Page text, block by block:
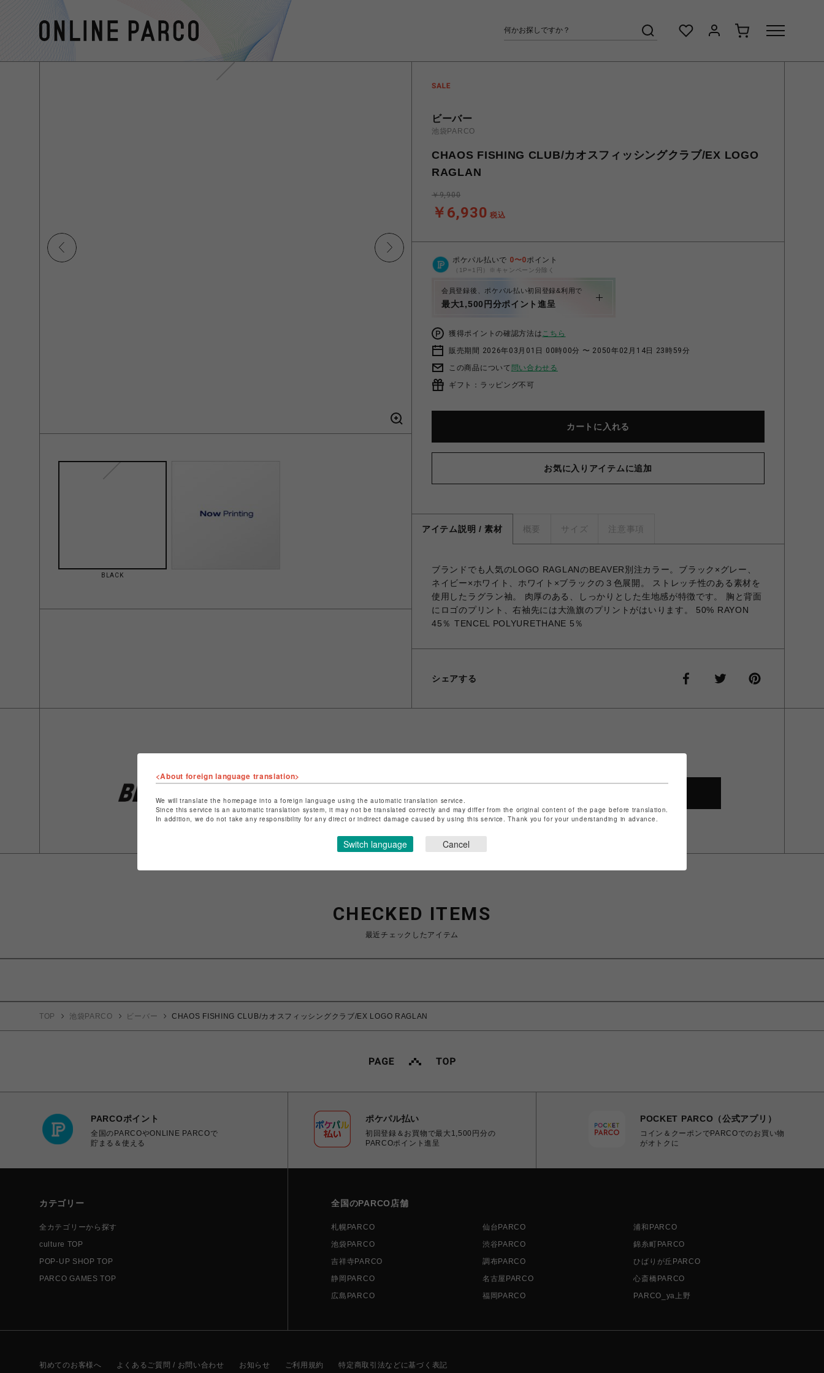
BLACK
ビーバー
池袋PARCO
CHAOS FISHING CLUB/カオスフィッシングクラブ/EX LOGO
RAGLAN
￥6,930 税込
￥9,900
ポケパル払いで 0〜0ポイント
（1P=1円）※キャンペーン分除く
会員登録後、ポケパル払い初回登録&利用で
最大1,500円分ポイント進呈
獲得ポイントの確認方法はこちら
販売期間 2026年03月01日 00時00分 〜 2050年02月14日 23時59分
この商品について 問い合わせる
ギフト：ラッピング不可
カートに入れる
お気に入りアイテムに追加
アイテム説明 / 素材 概要 サイズ 注意事項
ブランドでも人気のLOGO RAGLANのBEAVER別注カラー。ブラック×グレー、
ネイビー×ホワイト、ホワイト×ブラックの３色展開。 ストレッチ性のある素材を
使用したラグラン袖。 肉厚のある、しっかりとした生地感が特徴です。 胸と背面
にロゴのプリント、右袖先には大漁旗のプリントがはいります。 50% RAYON
45％ TENCEL POLYURETHANE 5％
シェアする
店舗名
池袋PARCO
特定商取引法など法令に基づく表記はこちら
ショップお問い合わせはこちら
CHECKED ITEMS
最近チェックしたアイテム
TOP 池袋PARCO ビーバー CHAOS FISHING CLUB/カオスフィッシングクラブ/EX LOGO RAGLAN
PARCOポイント
全国のPARCOやONLINE PARCOで
貯まる＆使える
ポケパル払い
初回登録＆お買物で最大1,500円分の
PARCOポイント進呈
POCKET PARCO（公式アプリ）
コイン＆クーポンでPARCOでのお買い物
がオトクに
カテゴリー
全カテゴリーから探す
culture TOP
POP-UP SHOP TOP
PARCO GAMES TOP
全国のPARCO店舗
札幌PARCO 仙台PARCO
浦和PARCO
池袋PARCO
渋谷PARCO
錦糸町PARCO
吉祥寺PARCO
調布PARCO
ひばりが丘PARCO
静岡PARCO
名古屋PARCO
心斎橋PARCO
広島PARCO
福岡PARCO PARCO_ya上野
初めてのお客様へ よくあるご質問 / お問い合わせ お知らせ ご利用規約 特定商取引法などに基づく表記
<About foreign language translation>
We will translate the homepage into a foreign language using the automatic translation service.
Since this service is an automatic translation system, it may not be translated correctly and may differ from the original content of the page before translation.
In addition, we do not take any responsibility for any direct or indirect damage caused by using this service. Thank you for your understanding in advance.
Switch language Cancel